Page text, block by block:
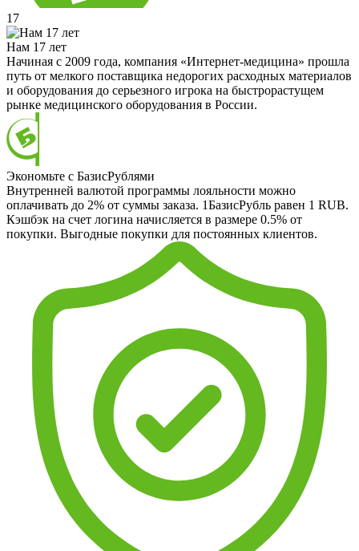
17
Нам 17 лет
Начиная с 2009 года, компания «Интернет-медицина» прошла
путь от мелкого поставщика недорогих расходных материалов
и оборудования до серьезного игрока на быстрорастущем
рынке медицинского оборудования в России.
Экономьте с БазисРублями
Внутренней валютой программы лояльности можно
оплачивать до 2% от суммы заказа. 1БазисРубль равен 1 RUB.
Кэшбэк на счет логина начисляется в размере 0.5% от
покупки. Выгодные покупки для постоянных клиентов.